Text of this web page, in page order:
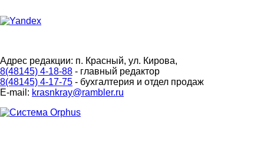
Адрес редакции: п. Красный, ул. Кирова,
8(48145) 4-18-88 - главный редактор
8(48145) 4-17-75 - бухгалтерия и отдел продаж
E-mail: krasnkray@rambler.ru